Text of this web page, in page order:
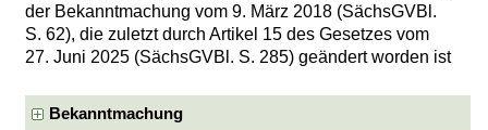
der Bekanntmachung vom 9. März 2018 (SächsGVBl.
S. 62), die zuletzt durch Artikel 15 des Gesetzes vom
27. Juni 2025 (SächsGVBl. S. 285) geändert worden ist
Bekanntmachung